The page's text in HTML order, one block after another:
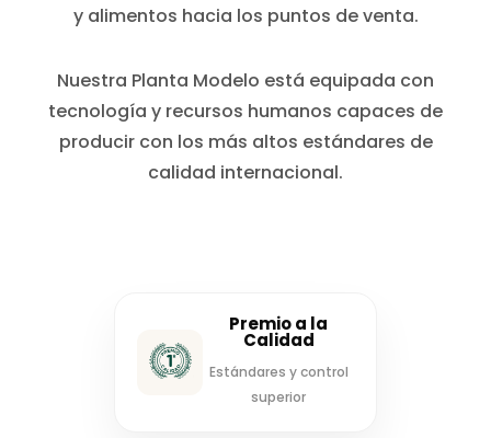
y alimentos hacia los puntos de venta.
Nuestra Planta Modelo está equipada con
tecnología y recursos humanos capaces de
producir con los más altos estándares de
calidad internacional.
Premio a la
Calidad
Estándares y control
superior